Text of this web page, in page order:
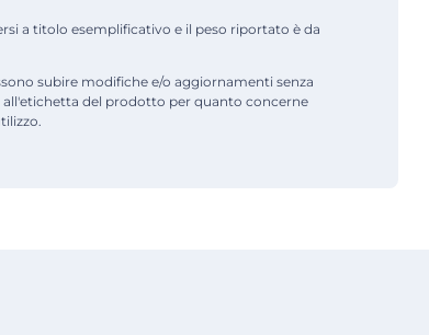
a titolo esemplificativo e il peso riportato è da
subire modifiche e/o aggiornamenti senza
del prodotto per quanto concerne